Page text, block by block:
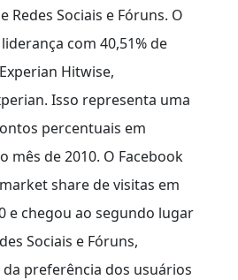
Redes Sociais e Fóruns. O
com 40,51% de
Hitwise,
Isso representa uma
percentuais em
mês de 2010. O Facebook
share de visitas em
e chegou ao segundo lugar
Sociais e Fóruns,
preferência dos usuários